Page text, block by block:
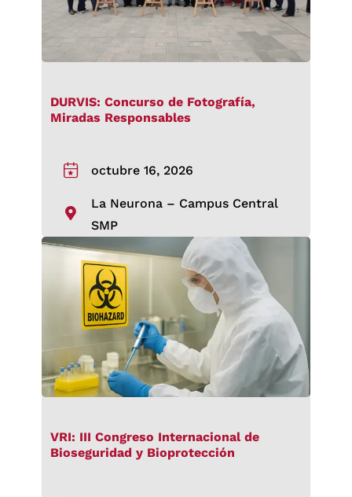
DURVIS: Concurso de Fotografía,
Miradas Responsables
octubre 16, 2026
La Neurona – Campus Central
SMP
VRI: III Congreso Internacional de
Bioseguridad y Bioprotección